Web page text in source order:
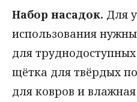
Набор насадок. Для
использования
для
щётка для твёрдых
для ковров и